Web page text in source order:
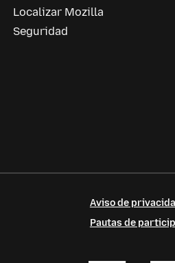
Localizar Mozilla
Seguridad
Aviso de
Pautas de